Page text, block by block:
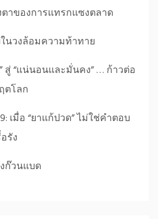
าของการแทรกแซงตลาด
นวงล้อมความท้าทาย
สู่ “แน่นอนและมั่นคง” … ก้าวต่อ
ตโลก
เมื่อ “ยาแก้ปวด” ไม่ใช่คำตอบ
รัง
ก๊วนแบด